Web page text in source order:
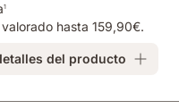
1
hasta 159,90€.
del producto